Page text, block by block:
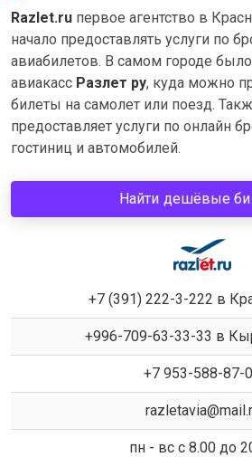
Razlet.ru первое агентство в
начало предоставлять услуги по
авиабилетов. В самом городе
авиакасс Разлет ру, куда можно
билеты на самолет или поезд.
предоставляет услуги по онлайн
гостиниц и автомобилей.
Найти дешёвые
+7 (391) 222-3-222 в
+996-709-63-33-33 в
+7 953-588-87-
пн - вс с 8.00 до